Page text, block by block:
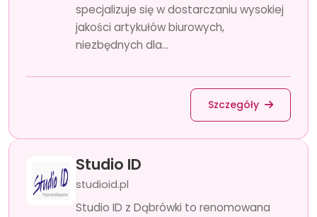
specjalizuje się w dostarczaniu wysokiej
jakości artykułów biurowych,
niezbędnych dla...
Szczegóły
Studio ID
studioid.pl
Studio ID z Dąbrówki to renomowana